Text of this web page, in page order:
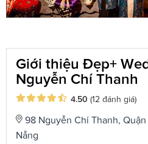
Giới thiệu Đẹp+
Nguyễn Chí Thanh
4.50 (12 đánh giá)
98 Nguyễn Chí Thanh,
Nẵng